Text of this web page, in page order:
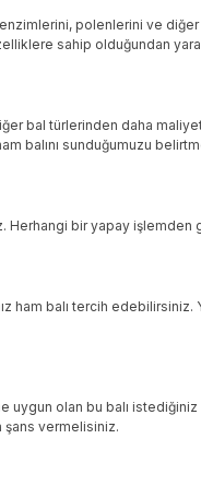
polenlerini ve
sahip olduğundan
bal türlerinden daha
balını sunduğumuzu
Herhangi bir yapay
ham balı tercih
uygun olan bu balı
şans vermelisiniz.